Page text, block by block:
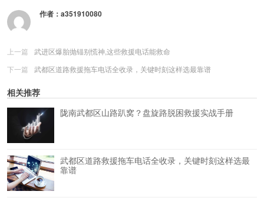
作者： a351910080
上一篇
武进区爆胎抛锚别慌神,这些救援电话能救命
下一篇
武都区道路救援拖车电话全收录，关键时刻这样选最靠谱
相关推荐
陇南武都区山路趴窝？盘旋路脱困救援实战手册
武都区道路救援拖车电话全收录，关键时刻这样选最
靠谱